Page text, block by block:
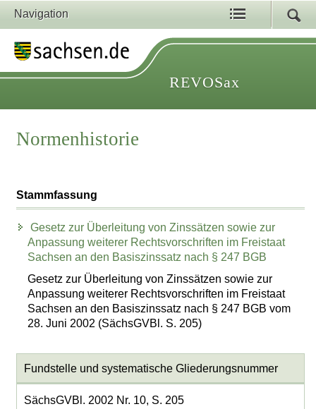
Navigation
REVOSax
Normenhistorie
Stammfassung
Gesetz zur Überleitung von Zinssätzen sowie zur
Anpassung weiterer Rechtsvorschriften im Freistaat
Sachsen an den Basiszinssatz nach § 247 BGB
Gesetz zur Überleitung von Zinssätzen sowie zur
Anpassung weiterer Rechtsvorschriften im Freistaat
Sachsen an den Basiszinssatz nach § 247 BGB vom
28. Juni 2002 (SächsGVBl. S. 205)
Fundstelle und systematische Gliederungsnummer
SächsGVBl. 2002 Nr. 10, S. 205